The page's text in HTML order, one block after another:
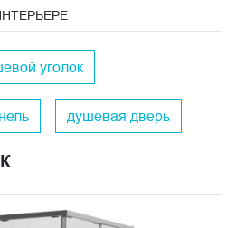
уголок
душевая дверь